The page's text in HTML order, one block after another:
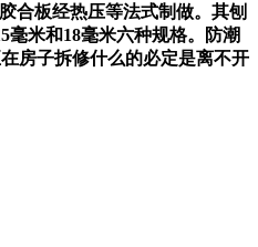
合板经热压等法式制做。其刨
米和18毫米六种规格。防潮
房子拆修什么的必定是离不开